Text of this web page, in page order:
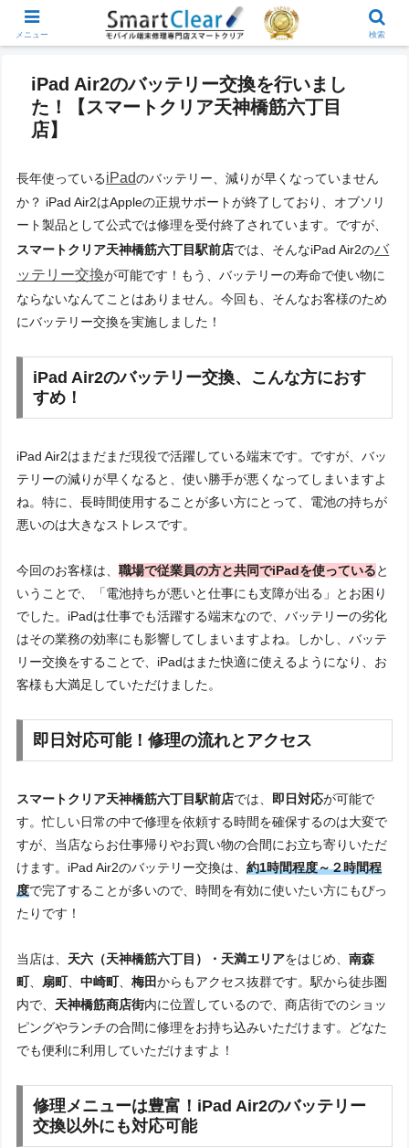
iPad Air2のバッテリー交換を行いまし
た！【スマートクリア天神橋筋六丁目
店】
長年使っているiPadのバッテリー、減りが早くなっていません
か？ iPad Air2はAppleの正規サポートが終了しており、オブソリ
ート製品として公式では修理を受付終了されています。ですが、
スマートクリア天神橋筋六丁目駅前店では、そんなiPad Air2のバ
ッテリー交換が可能です！もう、バッテリーの寿命で使い物に
ならないなんてことはありません。今回も、そんなお客様のため
にバッテリー交換を実施しました！
iPad Air2のバッテリー交換、こんな方におす
すめ！
iPad Air2はまだまだ現役で活躍している端末です。ですが、バッ
テリーの減りが早くなると、使い勝手が悪くなってしまいますよ
ね。特に、長時間使用することが多い方にとって、電池の持ちが
悪いのは大きなストレスです。
今回のお客様は、職場で従業員の方と共同でiPadを使っていると
いうことで、「電池持ちが悪いと仕事にも支障が出る」とお困り
でした。iPadは仕事でも活躍する端末なので、バッテリーの劣化
はその業務の効率にも影響してしまいますよね。しかし、バッテ
リー交換をすることで、iPadはまた快適に使えるようになり、お
客様も大満足していただけました。
即日対応可能！修理の流れとアクセス
スマートクリア天神橋筋六丁目駅前店では、 即日対応が可能で
す。忙しい日常の中で修理を依頼する時間を確保するのは大変で
すが、当店ならお仕事帰りやお買い物の合間にお立ち寄りいただ
けます。iPad Air2のバッテリー交換は、約1時間程度～２時間程
度で完了することが多いので、時間を有効に使いたい方にもぴっ
たりです！
当店は、 天六（天神橋筋六丁目）・天満エリアをはじめ、南森
町、扇町、中崎町、梅田からもアクセス抜群です。駅から徒歩圏
内で、 天神橋筋商店街内に位置しているので、商店街でのショッ
ピングやランチの合間に修理をお持ち込みいただけます。どなた
でも便利に利用していただけますよ！
修理メニューは豊富！iPad Air2のバッテリー
交換以外にも対応可能
メニュー 検索